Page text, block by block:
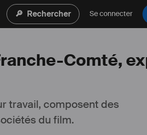
🔎 Rechercher Se connecter
Comté,
travail, composent des
du film.